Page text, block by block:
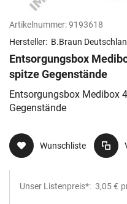
Artikelnummer:9193618
Hersteller: B.Braun
Entsorgungsbox
spitze Gegenstände
Entsorgungsbox Medibox
Gegenstände
Wunschliste
Unser Listenpreis*: 3,05 €